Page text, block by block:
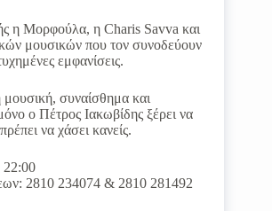
η Μορφούλα, η Charis Savva και
μουσικών που τον συνοδεύουν
εμφανίσεις.
συναίσθημα και
ο Πέτρος Ιακωβίδης ξέρει να
να χάσει κανείς.
22:00
2810 234074 & 2810 281492